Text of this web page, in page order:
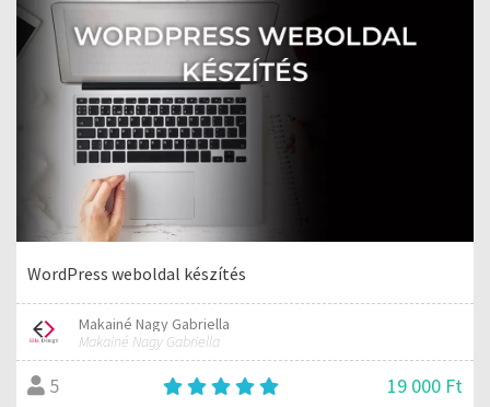
WordPress weboldal készítés
Makainé Nagy Gabriella
Makainé Nagy Gabriella
5 19 000 Ft